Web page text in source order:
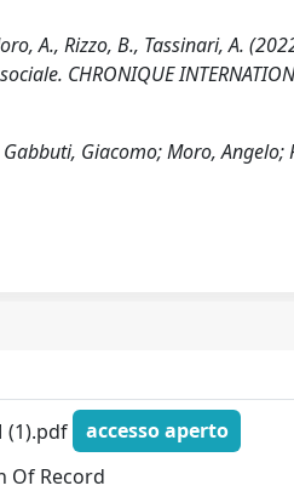
A., Rizzo, B., Tassinari, A.
CHRONIQUE
Giacomo; Moro, Angelo;
(1).pdf
accesso aperto
Of Record